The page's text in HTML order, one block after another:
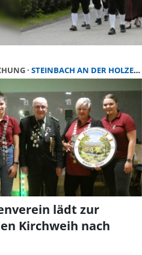
STEINBACH AN DER HOLZECKE (SCHNELLDORF)
lädt zur
Kirchweih nach